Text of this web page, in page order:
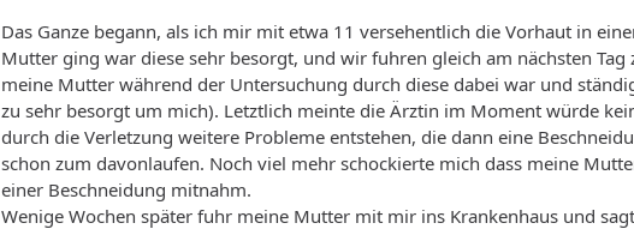
Das Ganze begann, als ich mir mit etwa 11 versehentlich die Vorhaut in
Mutter ging war diese sehr besorgt, und wir fuhren gleich am nächsten
meine Mutter während der Untersuchung durch diese dabei war und
zu sehr besorgt um mich). Letztlich meinte die Ärztin im Moment würde
durch die Verletzung weitere Probleme entstehen, die dann eine
schon zum davonlaufen. Noch viel mehr schockierte mich dass meine
einer Beschneidung mitnahm.
Wenige Wochen später fuhr meine Mutter mit mir ins Krankenhaus und